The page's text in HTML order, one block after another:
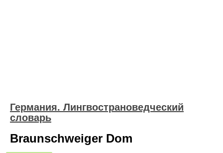
Германия. Лингвострановедческий
словарь
Braunschweiger Dom